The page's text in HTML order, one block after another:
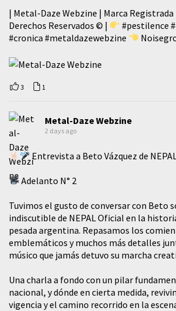
| Metal-Daze Webzine | Marca Registrada
Derechos Reservados © |
#pestilence
#cronica #metaldazewebzine
3 1
Metal-Daze Webzine
2 days ago
Entrevista a Beto Vázquez de NEPAL
Adelanto N° 2
Tuvimos el gusto de conversar con Beto
indiscutible de NEPAL Oficial en la
pesada argentina. Repasamos los
emblemáticos y muchos más detalles
músico que jamás detuvo su marcha
​Una charla a fondo con un pilar
nacional, y dónde en cierta medida,
vigencia y el camino recorrido en la